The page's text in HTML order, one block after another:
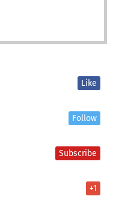
Like
Follow
Subscribe
+1